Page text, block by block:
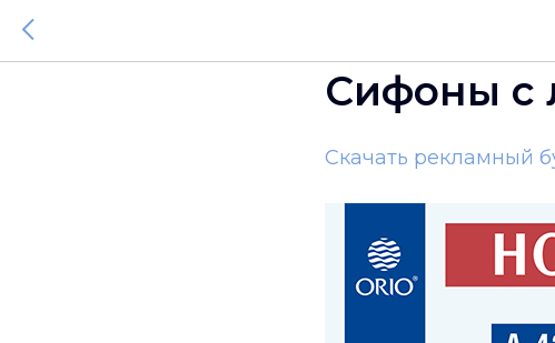
Сифоны с
Скачать рекламный